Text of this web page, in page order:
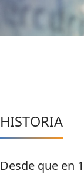
HISTORIA
Desde que en